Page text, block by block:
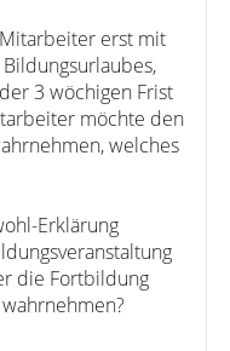
erst mit
3 wöchigen Frist
möchte den
welches
Erklärung
die Fortbildung